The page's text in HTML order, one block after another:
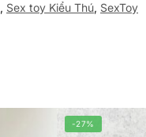
, Sex toy Kiểu Thú, SexToy
-27%